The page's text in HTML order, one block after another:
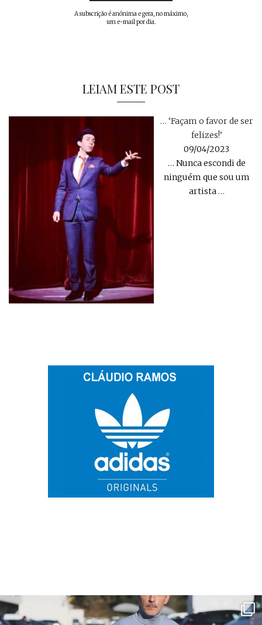
A subscrição é anónima e gera, no máximo,
um e-mail por dia.
LEIAM ESTE POST
… ‘Façam o favor de ser
felizes!’
09/04/2023
… Nunca escondi de
ninguém que sou um
artista…